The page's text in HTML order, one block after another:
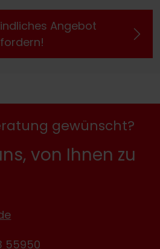
Angebot
gewünscht?
von Ihnen zu
55950